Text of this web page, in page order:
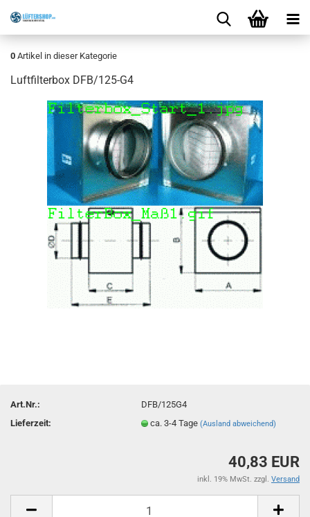
0 Artikel in dieser Kategorie
Luftfilterbox DFB/125-G4
Art.Nr.:
DFB/125G4
Lieferzeit:
ca. 3-4 Tage(Ausland abweichend)
40,83 EUR
inkl. 19% MwSt. zzgl. Versand